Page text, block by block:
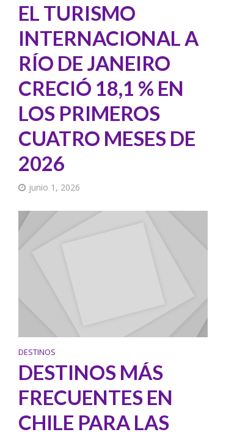
EL TURISMO
INTERNACIONAL A
RÍO DE JANEIRO
CRECIÓ 18,1 % EN
LOS PRIMEROS
CUATRO MESES DE
2026
junio 1, 2026
DESTINOS
DESTINOS MÁS
FRECUENTES EN
CHILE PARA LAS